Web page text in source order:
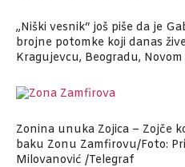
„Niški vesnik“ još piše da je
brojne potomke koji danas
Kragujevcu, Beogradu,
Zonina unuka Zojica – Zojče
baku Zonu Zamfirovu/Foto:
Milovanović /Telegraf